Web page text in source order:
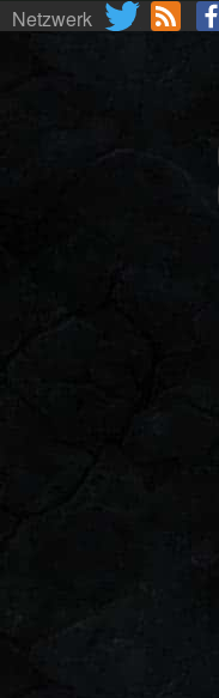
Netzwerk